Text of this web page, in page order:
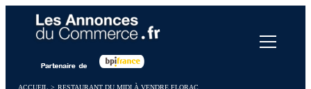
ACCUEIL > RESTAURANT DU MIDI À VENDRE FLORAC
Panneau de gestion des cookies